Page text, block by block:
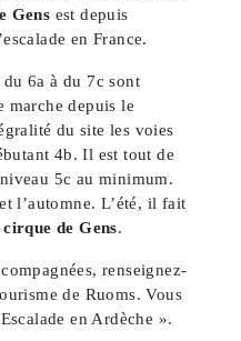
Gens est depuis
en France.
6a à du 7c sont
marche depuis le
du site les voies
4b. Il est tout de
5c au minimum.
l’automne. L’été, il fait
cirque de Gens.
renseignez-
de Ruoms. Vous
en Ardèche ».